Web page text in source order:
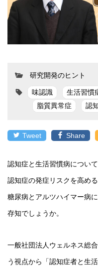
研究開発のヒント
味認識 生活習慣
脂質異常症
認
Tweet Share
認知症と生活習慣病につい
認知症の発症リスクを高め
糖尿病とアルツハイマー病
存知でしょうか。
一般社団法人ウェルネス総
う視点から「認知症者と生